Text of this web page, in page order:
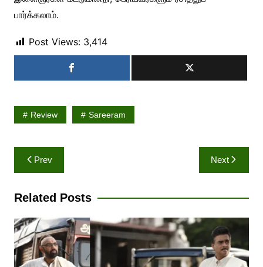
பார்க்கலாம்.
Post Views: 3,414
Review Sareeram
Post
navigation
Prev Next
Related Posts